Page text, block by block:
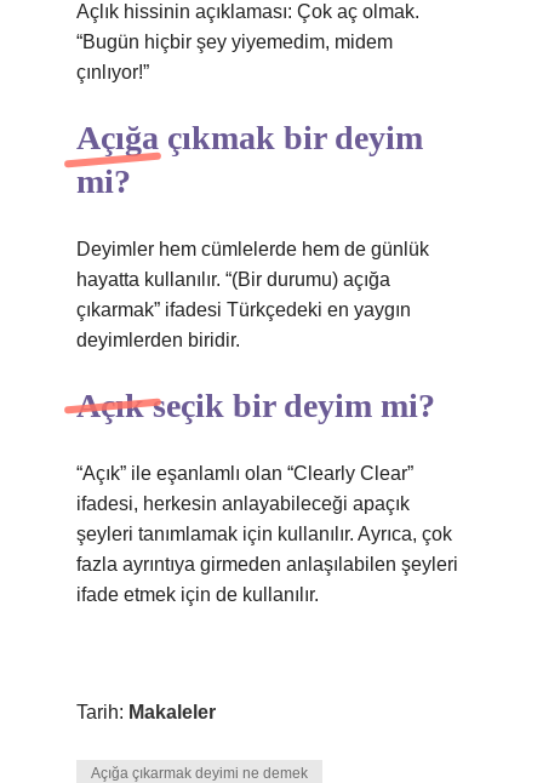
Açlık hissinin açıklaması: Çok aç olmak.
“Bugün hiçbir şey yiyemedim, midem
çınlıyor!”
Açığa çıkmak bir deyim
mi?
Deyimler hem cümlelerde hem de günlük
hayatta kullanılır. “(Bir durumu) açığa
çıkarmak” ifadesi Türkçedeki en yaygın
deyimlerden biridir.
Açık seçik bir deyim mi?
“Açık” ile eşanlamlı olan “Clearly Clear”
ifadesi, herkesin anlayabileceği apaçık
şeyleri tanımlamak için kullanılır. Ayrıca, çok
fazla ayrıntıya girmeden anlaşılabilen şeyleri
ifade etmek için de kullanılır.
Tarih: Makaleler
Açığa çıkarmak deyimi ne demek